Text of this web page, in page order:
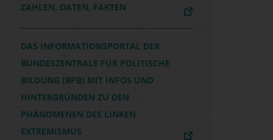
ZAHLEN, DATEN, FAKTEN
DAS INFORMATIONSPORTAL DER
BUNDESZENTRALE FÜR POLITISCHE
BILDUNG (BPB) MIT INFOS UND
HINTERGRÜNDEN ZU DEN
PHÄNOMENEN DES LINKEN
EXTREMISMUS